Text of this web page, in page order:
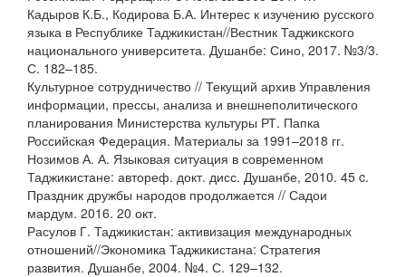
Кадыров К.Б., Кодирова Б.А. Интерес к изучению русского
языка в Республике Таджикистан//Вестник Таджикского
национального университета. Душанбе: Сино, 2017. №3/3.
С. 182–185.
Культурное сотрудничество // Текущий архив Управления
информации, прессы, анализа и внешнеполитического
планирования Министерства культуры РТ. Папка
Российская Федерация. Материалы за 1991–2018 гг.
Нозимов А. А. Языковая ситуация в современном
Таджикистане: автореф. докт. дисс. Душанбе, 2010. 45 c.
Праздник дружбы народов продолжается // Садои
мардум. 2016. 20 окт.
Расулов Г. Таджикистан: активизация международных
отношений//Экономика Таджикистана: Стратегия
развития. Душанбе, 2004. №4. С. 129–132.